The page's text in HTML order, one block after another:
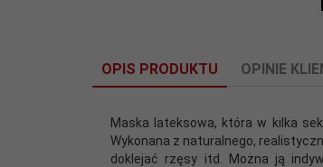
OPIS PRODUKTU OPINIE
Maska lateksowa, która w kilka
Wykonana z naturalnego,
doklejać rzęsy itd. Można ją